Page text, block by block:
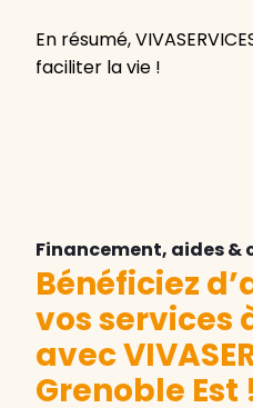
En résumé,
faciliter la vie !
Financement, aides &
Bénéficiez
vos services
avec
Grenoble Est